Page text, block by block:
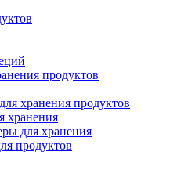
продуктов
хранения продуктов
хранения
для хранения
продуктов